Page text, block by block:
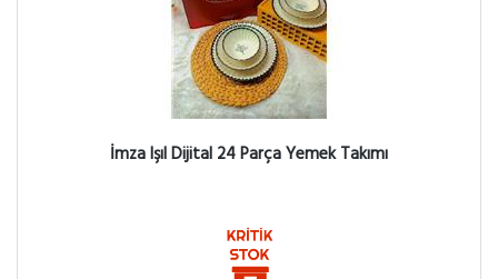
İmza Işıl Dijital 24 Parça Yemek Takımı